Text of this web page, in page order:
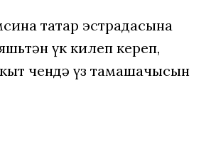
татар эстрадасына
үк килеп кереп,
өчендә үз тамашачысын